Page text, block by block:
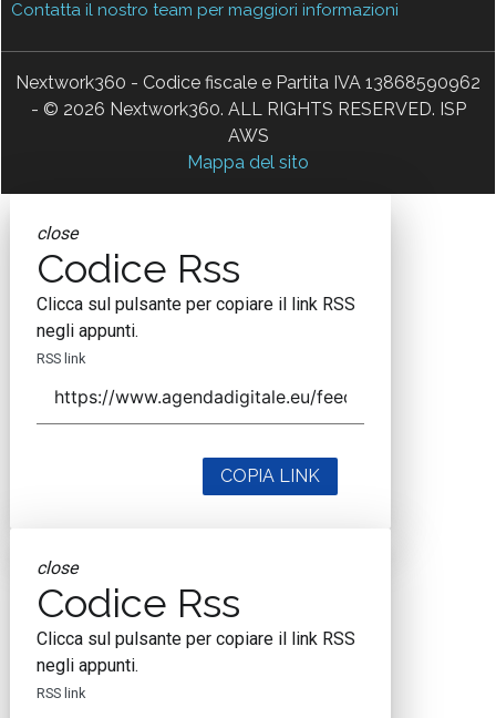
Contatta il nostro team per maggiori informazioni
Nextwork360 - Codice fiscale e Partita IVA 13868590962
- © 2026 Nextwork360. ALL RIGHTS RESERVED. ISP
AWS
Mappa del sito
close
Codice Rss
Clicca sul pulsante per copiare il link RSS
negli appunti.
RSS link
COPIA LINK
close
Codice Rss
Clicca sul pulsante per copiare il link RSS
negli appunti.
RSS link